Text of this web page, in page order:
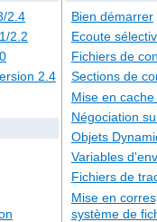
2.4
2.2
2.4
Bien démarrer
Ecoute
Fichiers de
Sections de
Mise en
Négociation
Objets
Variables
Fichiers de
Mise en
système de